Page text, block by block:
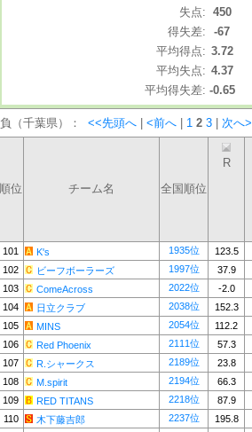
失点: 450
得失差:
-67
平均得点: 3.72
平均失点: 4.37
平均得失差: -0.65
負（千葉県）： <<先頭へ <前へ 1 2 3 次へ>
順位 チーム名 全国順位
R
101 K's 1935位
123.5
102
ビーフボーラーズ 1997位
37.9
103
ComeAcross 2022位
-2.0
104
日立クラブ 2038位
152.3
105
MINS 2054位
112.2
106
Red Phoenix 2111位
57.3
107
R.シャークス 2189位
23.8
108
M.spirit 2194位
66.3
109
RED TITANS 2218位
87.9
110
木下藤吉郎 2237位
195.8